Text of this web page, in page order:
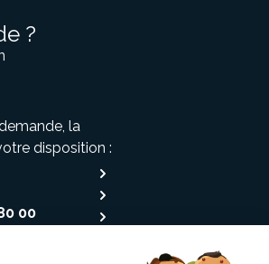
?
la
disposition :
00